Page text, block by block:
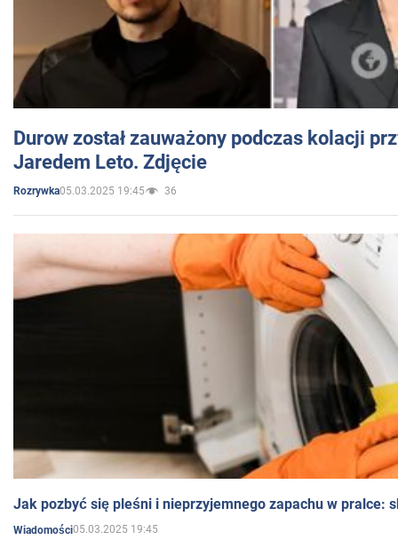
Durow został zauważony podczas kolacji
Jaredem Leto. Zdjęcie
Rozrywka05.03.2025 19:45 36
Jak pozbyć się pleśni i nieprzyjemnego zapachu w pralce:
Wiadomości05.03.2025 19:45